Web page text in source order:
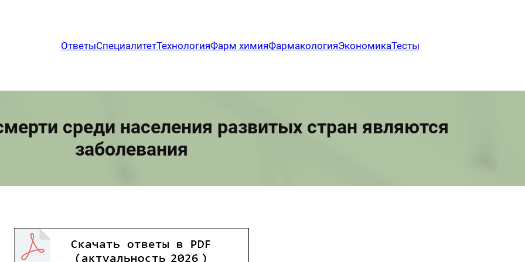
ОтветыСпециалитетТехнологияФарм химияФармакологияЭкономикаТесты
среди населения развитых стран являются
заболевания